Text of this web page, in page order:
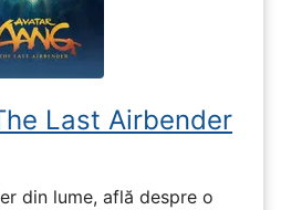
Last Airbender
din lume, află despre o